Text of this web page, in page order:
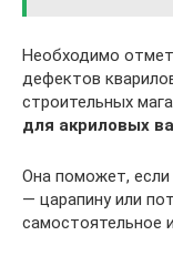
Необходимо
дефектов
строительных
для акриловых
Она поможет,
— царапину или
самостоятельное